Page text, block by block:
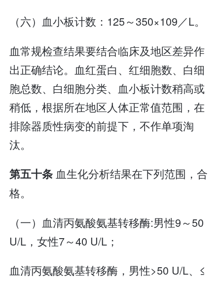
（六）血小板计数：125～350×109／L。
血常规检查结果要结合临床及地区差异作
出正确结论。血红蛋白、红细胞数、白细
胞总数、白细胞分类、血小板计数稍高或
稍低，根据所在地区人体正常值范围，在
排除器质性病变的前提下，不作单项淘
汰。
第五十条血生化分析结果在下列范围，合
格。
（一）血清丙氨酸氨基转移酶:男性9～50
U/L，女性7～40 U/L；
血清丙氨酸氨基转移酶，男性>50 U/L、≤